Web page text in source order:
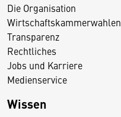
Die Organisation
Wirtschaftskammerwahlen
Transparenz
Rechtliches
Jobs und Karriere
Medienservice
Wissen